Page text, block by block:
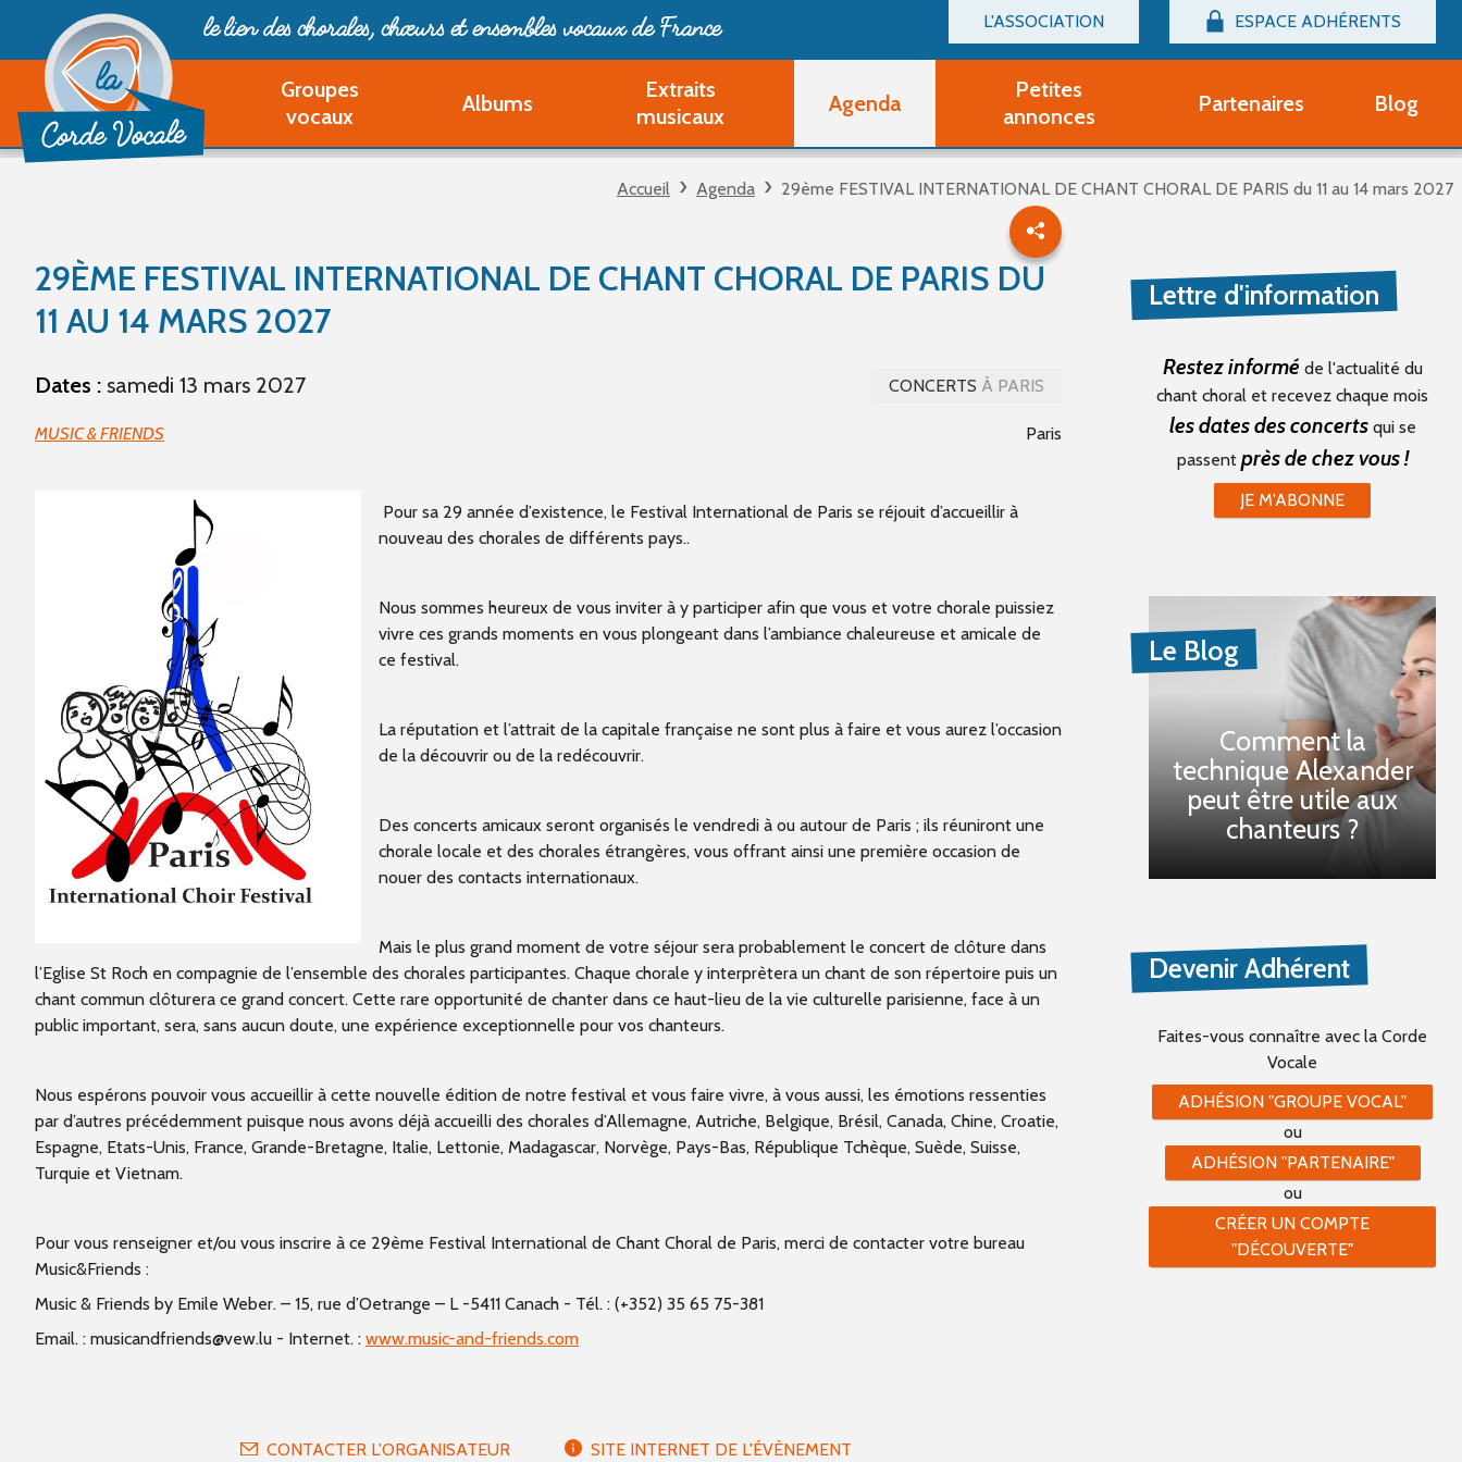
L'ASSOCIATION
Billetterie
Devenir adhérent Groupe Vocal
Devenir adhérent Partenaire
Ouvrir un compte Découverte
Questions fréquentes
ESPACE ADHÉRENTS
Connexion
le lien des chorales, chœurset ensembles vocaux de France
Groupes
vocaux
Albums
Extraits
musicaux
Agenda
Petites
annonces
Partitions d'occasion
Autres
Partenaires Blog
Accueil Agenda 29ème FESTIVAL INTERNATIONAL DE CHANT CHORAL DE PARIS du 11 au 14 mars 2027
29ÈME FESTIVAL INTERNATIONAL DE CHANT CHORAL DE PARIS DU
11 AU 14 MARS 2027
Dates : samedi 13 mars 2027 CONCERTS À PARIS
Paris
MUSIC & FRIENDS
Pour sa 29 année d’existence, le Festival International de Paris se réjouit d’accueillir à
nouveau des chorales de différents pays..
Nous sommes heureux de vous inviter à y participer afin que vous et votre chorale puissiez
vivre ces grands moments en vous plongeant dans l’ambiance chaleureuse et amicale de
ce festival.
La réputation et l’attrait de la capitale française ne sont plus à faire et vous aurez l’occasion
de la découvrir ou de la redécouvrir.
Des concerts amicaux seront organisés le vendredi à ou autour de Paris ; ils réuniront une
chorale locale et des chorales étrangères, vous offrant ainsi une première occasion de
nouer des contacts internationaux.
Mais le plus grand moment de votre séjour sera probablement le concert de clôture dans
l’Eglise St Roch en compagnie de l’ensemble des chorales participantes. Chaque chorale y interprètera un chant de son répertoire puis un
chant commun clôturera ce grand concert. Cette rare opportunité de chanter dans ce haut-lieu de la vie culturelle parisienne, face à un
public important, sera, sans aucun doute, une expérience exceptionnelle pour vos chanteurs.
Nous espérons pouvoir vous accueillir à cette nouvelle édition de notre festival et vous faire vivre, à vous aussi, les émotions ressenties
par d’autres précédemment puisque nous avons déjà accueilli des chorales d’Allemagne, Autriche, Belgique, Brésil, Canada, Chine, Croatie,
Espagne, Etats-Unis, France, Grande-Bretagne, Italie, Lettonie, Madagascar, Norvège, Pays-Bas, République Tchèque, Suède, Suisse,
Turquie et Vietnam.
Pour vous renseigner et/ou vous inscrire à ce 29ème Festival International de Chant Choral de Paris, merci de contacter votre bureau
Music&Friends :
Music & Friends by Emile Weber. – 15, rue d’Oetrange – L -5411 Canach - Tél. : (+352) 35 65 75-381
Email. : musicandfriends@vew.lu - Internet. : www.music-and-friends.com
CONTACTER L'ORGANISATEUR SITE INTERNET DE L'ÉVÈNEMENT
Lettre d'information
Restez informé de l'actualité du
chant choral et recevez chaque mois
les dates des concertsqui se
passent près de chez vous !
JE M'ABONNE
Le Blog
Comment la
technique Alexander
peut être utile aux
chanteurs ?
Devenir Adhérent
Faites-vous connaître avec la Corde
Vocale
ADHÉSION "GROUPE VOCAL"
ou
ADHÉSION "PARTENAIRE"
ou
CRÉER UN COMPTE
"DÉCOUVERTE"